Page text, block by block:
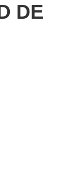
DE